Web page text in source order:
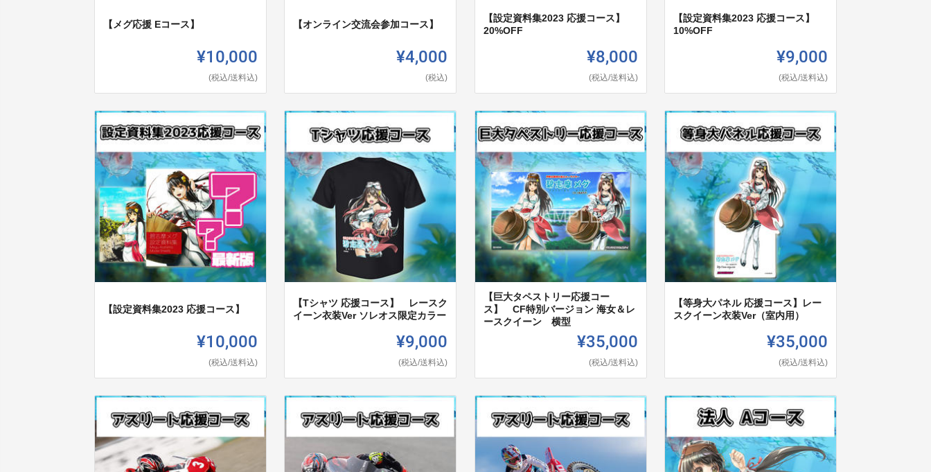
【メグ応援 Eコース】
¥10,000
(税込/送料込)
【オンライン交流会参加コース】
¥4,000
(税込)
【設定資料集2023 応援コース】
20%OFF
¥8,000
(税込/送料込)
【設定資料集2023 応援コース】
10%OFF
¥9,000
(税込/送料込)
【設定資料集2023 応援コース】
¥10,000
(税込/送料込)
【Tシャツ 応援コース】 レースク
イーン衣装Ver ソレオス限定カラー
¥9,000
(税込/送料込)
【巨大タペストリー応援コー
ス】 CF特別バージョン 海女＆レ
ースクイーン 横型
¥35,000
(税込/送料込)
【等身大パネル 応援コース】レー
スクイーン衣装Ver（室内用）
¥35,000
(税込/送料込)